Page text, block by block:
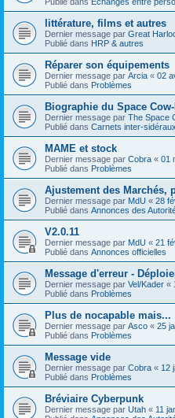
littérature, films et autres
Dernier message par Great
Publié dans HRP & autres
Réparer son équipements
Dernier message par Arcia « 02
Publié dans Problèmes
Biographie du Space
Dernier message par The Space
Publié dans Carnets inter-sidéraux
MAME et stock
Dernier message par Cobra « 01
Publié dans Problèmes
Ajustement des Marchés,
Dernier message par MdU « 28
Publié dans Annonces des
V2.0.11
Dernier message par MdU « 21
Publié dans Annonces officielles
Message d'erreur -
Dernier message par Vel/Kader «
Publié dans Problèmes
Plus de nocapable mais...
Dernier message par Asco « 25
Publié dans Problèmes
Message vide
Dernier message par Cobra « 12
Publié dans Problèmes
Bréviaire Cyberpunk
Dernier message par Utah « 11